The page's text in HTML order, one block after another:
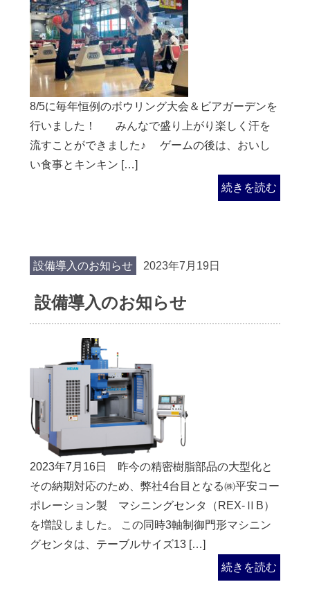
8/5に毎年恒例のボウリング大会＆ビアガーデンを
行いました！ みんなで盛り上がり楽しく汗を
流すことができました♪ ゲームの後は、おいし
い食事とキンキン […]
続きを読む
設備導入のお知らせ 2023年7月19日
設備導入のお知らせ
2023年7月16日 昨今の精密樹脂部品の大型化と
その納期対応のため、弊社4台目となる㈱平安コー
ポレーション製 マシニングセンタ（REX-ⅡB）
を増設しました。 この同時3軸制御門形マシニン
グセンタは、テーブルサイズ13 […]
続きを読む